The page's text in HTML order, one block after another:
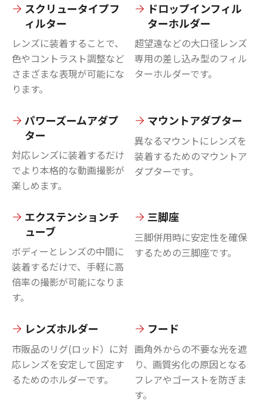
スクリュータイプフ
ィルター
レンズに装着することで、
色やコントラスト調整など
さまざまな表現が可能にな
ります。
ドロップインフィル
ターホルダー
超望遠などの大口径レンズ
専用の差し込み型のフィル
ターホルダーです。
パワーズームアダプ
ター
対応レンズに装着するだけ
でより本格的な動画撮影が
楽しめます。
マウントアダプター
異なるマウントにレンズを
装着するためのマウントア
ダプターです。
エクステンションチ
ューブ
ボディーとレンズの中間に
装着するだけで、手軽に高
倍率の撮影が可能になりま
す。
三脚座
三脚併用時に安定性を確保
するための三脚座です。
レンズホルダー
市販品のリグ(ロッド）に対
応レンズを安定して固定す
るためのホルダーです。
フード
画角外からの不要な光を遮
り、画質劣化の原因となる
フレアやゴーストを防ぎま
す。